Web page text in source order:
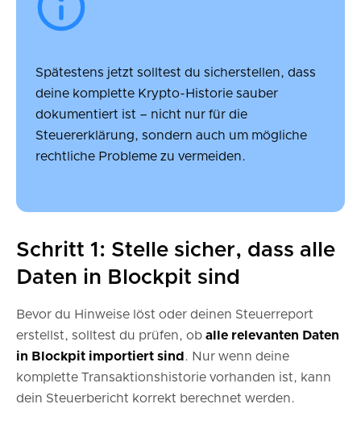
Spätestens jetzt solltest du sicherstellen, dass
deine komplette Krypto-Historie sauber
dokumentiert ist – nicht nur für die
Steuererklärung, sondern auch um mögliche
rechtliche Probleme zu vermeiden.
Schritt 1: Stelle sicher, dass alle
Daten in Blockpit sind
Bevor du Hinweise löst oder deinen Steuerreport
erstellst, solltest du prüfen, ob alle relevanten Daten
in Blockpit importiert sind . Nur wenn deine
komplette Transaktionshistorie vorhanden ist, kann
dein Steuerbericht korrekt berechnet werden.